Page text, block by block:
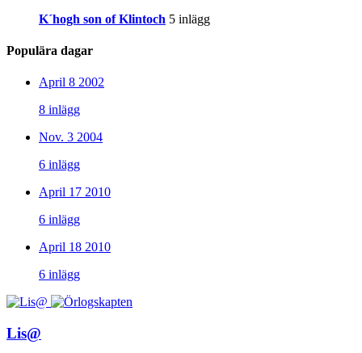
K´hogh son of Klintoch 5 inlägg
Populära dagar
April 8 2002
8 inlägg
Nov. 3 2004
6 inlägg
April 17 2010
6 inlägg
April 18 2010
6 inlägg
Lis@